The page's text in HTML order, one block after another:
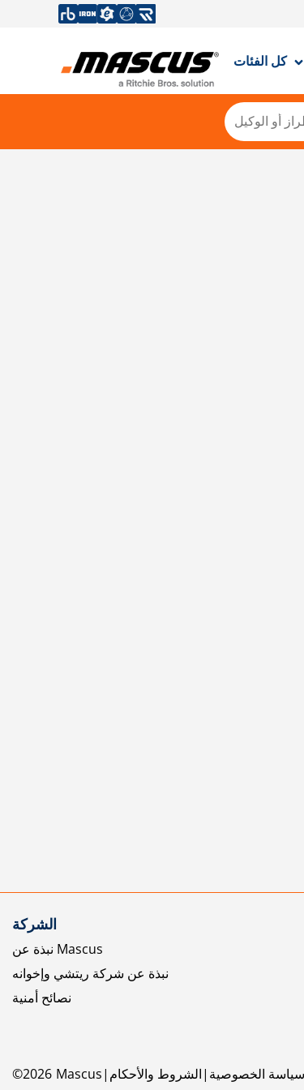
كل الفئات
الشركة
نبذة عن Mascus
نبذة عن شركة ريتشي وإخوانه
نصائح أمنية
©2026 Mascus الشروط والأحكام سياسة الخصوصية